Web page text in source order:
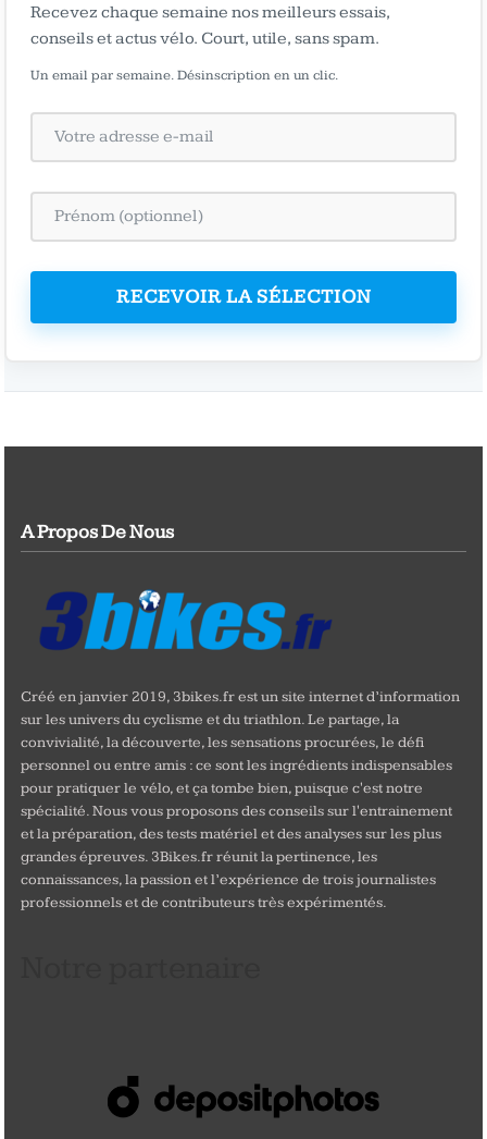
Recevez chaque semaine nos meilleurs essais,
conseils et actus vélo. Court, utile, sans spam.
Un email par semaine. Désinscription en un clic.
RECEVOIR LA SÉLECTION
A Propos De Nous
Créé en janvier 2019, 3bikes.fr est un site internet d’information
sur les univers du cyclisme et du triathlon. Le partage, la
convivialité, la découverte, les sensations procurées, le défi
personnel ou entre amis : ce sont les ingrédients indispensables
pour pratiquer le vélo, et ça tombe bien, puisque c'est notre
spécialité. Nous vous proposons des conseils sur l'entrainement
et la préparation, des tests matériel et des analyses sur les plus
grandes épreuves. 3Bikes.fr réunit la pertinence, les
connaissances, la passion et l’expérience de trois journalistes
professionnels et de contributeurs très expérimentés.